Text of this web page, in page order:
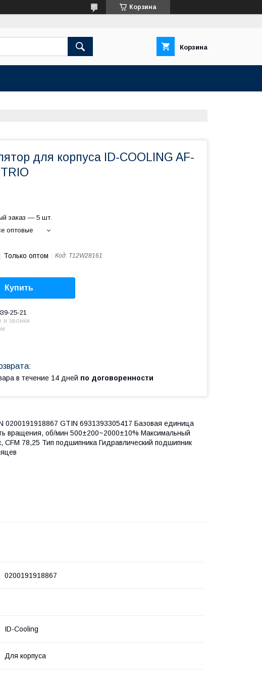
Корзина
Корзина
для корпуса ID-COOLING AF-
заказ — 5 шт.
оптовые
Только оптом Код: T12W28161
Купить
25-21
и звонки
в течение 14 дней по договоренности
0200191918867 GTIN 6931393305417 Базовая единица
вращения, об/мин 500±200~2000±10% Максимальный
78,25 Тип подшипника Гидравлический подшипник
0200191918867
ID-Cooling
Для корпуса